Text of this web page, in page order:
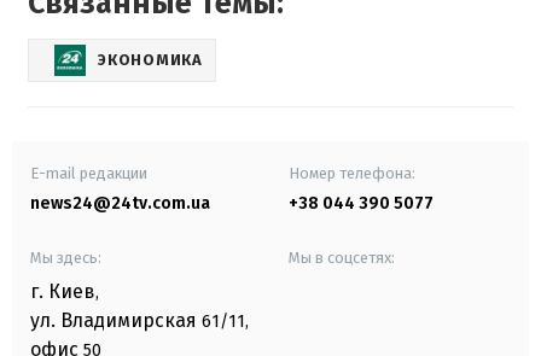
ЭКОНОМИКА
E-mail редакции
news24@24tv.com.ua
Номер телефона:
+38 044 390 5077
Мы здесь:
г. Киев,
ул. Владимирская 61/11,
офис 50
Мы в соцсетях: